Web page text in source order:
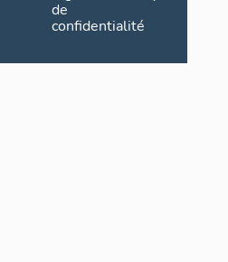
de
confidentialité